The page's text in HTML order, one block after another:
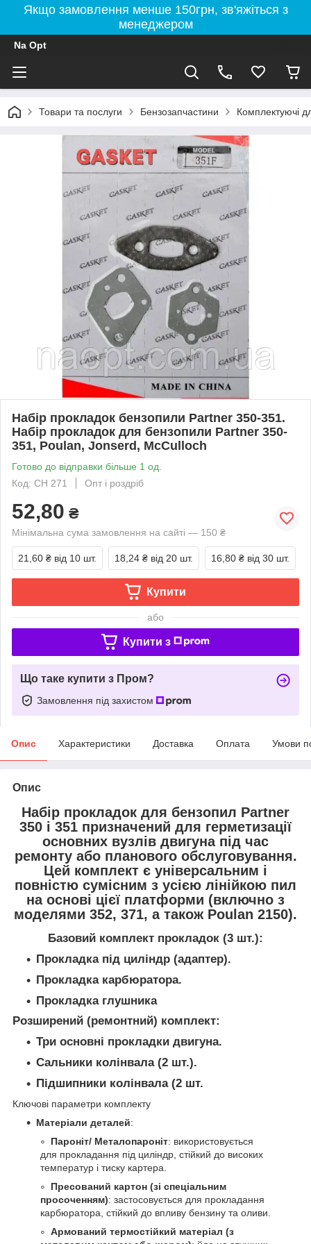
Якщо замовлення менше 150грн, зв'яжіться з
менеджером
Na Opt
Товари та послуги Бензозапчастини Комплектуючі
Набір прокладок бензопили Partner 350-351.
Набір прокладок для бензопили Partner 350-
351, Poulan, Jonserd, McCulloch
Готово до відправки більше 1 од.
Код: CH 271
Опт і роздріб
52,80 ₴
Мінімальна сума замовлення на сайті — 150 ₴
21,60 ₴ від 10 шт. 18,24 ₴ від 20 шт. 16,80 ₴ від 30 шт.
Купити
або
Купити з
Що таке купити з Пром?
Замовлення під захистом
Опис Характеристики Доставка Оплата Умови
Опис
Набір прокладок для бензопил Partner
350 і 351 призначений для герметизації
основних вузлів двигуна під час
ремонту або планового обслуговування.
Цей комплект є універсальним і
повністю сумісним з усією лінійкою пил
на основі цієї платформи (включно з
моделями 352, 371, а також Poulan 2150).
Базовий комплект прокладок (3 шт.):
Прокладка під циліндр (адаптер).
Прокладка карбюратора.
Прокладка глушника
Розширений (ремонтний) комплект:
Три основні прокладки двигуна.
Сальники колінвала (2 шт.).
Підшипники колінвала (2 шт.
Ключові параметри комплекту
Матеріали деталей:
Пароніт/ Металопароніт: використовується
для прокладання під циліндр, стійкий до високих
температур і тиску картера.
Пресований картон (зі спеціальним
просоченням): застосовується для прокладання
карбюратора, стійкий до впливу бензину та оливи.
Армований термостійкий матеріал (з